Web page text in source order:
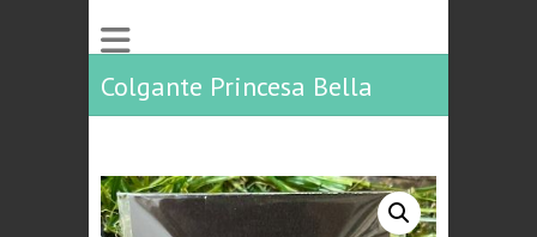
Colgante Princesa Bella